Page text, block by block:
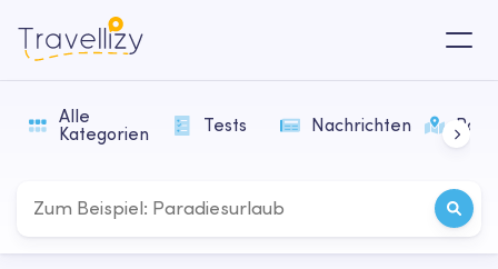
Alle
Kategorien
Tests Nachrichten